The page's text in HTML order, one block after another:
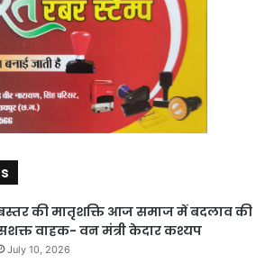
की मातृशक्ति आज समाज में बदलाव की
वाहक- वन मंत्री केदार कश्यप
July 10, 2026